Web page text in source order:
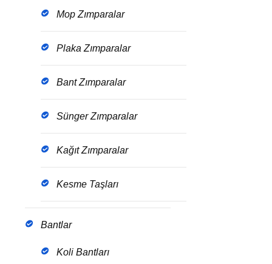
Mop Zımparalar
Plaka Zımparalar
Bant Zımparalar
Sünger Zımparalar
Kağıt Zımparalar
Kesme Taşları
Bantlar
Koli Bantları